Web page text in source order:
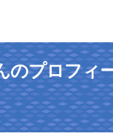
のプロフィ